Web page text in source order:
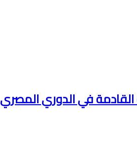
القادمة في الدوري المصري